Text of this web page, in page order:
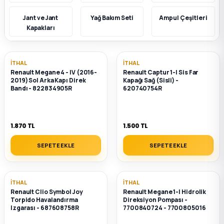
Parça
Parça
Parça
Parça
Megane E-TECH Yedek Parça
Jant ve Jant
Kapakları
Yağ Bakım Seti Ampul Çeşitleri
İTHAL
Renault Megane 4 - IV (2016-
2019) Sol Arka Kapı Direk
Bandı - 822834905R
1.870 TL
SEPETE EKLE
İTHAL
Renault Captur 1-I Sis Far
Kapağı Sağ (Sisli) -
620740754R
1.500 TL
SEPETE EKLE
İTHAL
Renault Clio Symbol Joy
Torpido Havalandırma
Izgarası - 687608758R
İTHAL
Renault Megane 1-I Hidrolik
Direksiyon Pompası -
7700840724 - 7700805016